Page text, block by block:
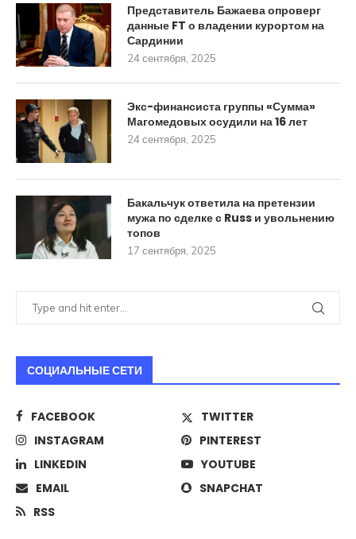
Представитель Бажаева опроверг
данные FT о владении курортом на
Сардинии
24 сентября, 2025
Экс-финансиста группы «Сумма»
Магомедовых осудили на 16 лет
24 сентября, 2025
Бакальчук ответила на претензии
мужа по сделке с Russ и увольнению
топов
17 сентября, 2025
СОЦИАЛЬНЫЕ СЕТИ
FACEBOOK
TWITTER
INSTAGRAM
PINTEREST
LINKEDIN
YOUTUBE
EMAIL
SNAPCHAT
RSS